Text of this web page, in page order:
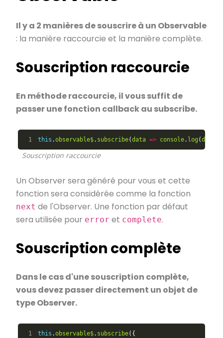
Il y a 2 manières de souscrire à un Observable
: la manière raccourcie et la manière complète.
Souscription raccourcie
En méthode raccourcie, il vous suffit de
passer une fonction callback au subscribe.
1 this .observable$. subscribe(data => console. log (data
Souscription raccourcie
Un Observer sera généré pour vous et cette
fonction sera considérée comme la fonction
next de l'Observer. Une fonction par défaut
sera utilisée pour error et complete.
Souscription complète
Dans le cas d'une souscription complète,
vous devez passer directement un objet de
type Observer.
1
this .observable$. subscribe({